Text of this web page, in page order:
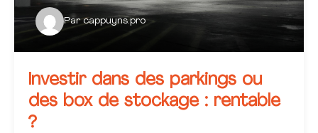
Par cappuyns.pro
Investir dans des parkings ou
des box de stockage : rentable
?